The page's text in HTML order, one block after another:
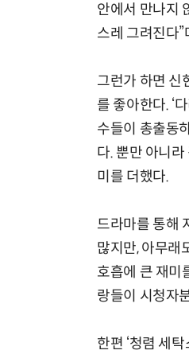
안에서 만나지
스레 그려진다
그런가 하면 신
를 좋아한다. ‘
수들이 총출동
다. 뿐만 아니
미를 더했다.
드라마를 통해
많지만, 아무래
호흡에 큰 재미
랑들이 시청자
한편 ‘청렴 세